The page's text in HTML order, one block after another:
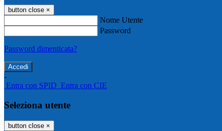
button close ×
Nome Utente
Password
Password dimenticata?
-
Entra con SPID Entra con CIE
Seleziona utente
button close ×